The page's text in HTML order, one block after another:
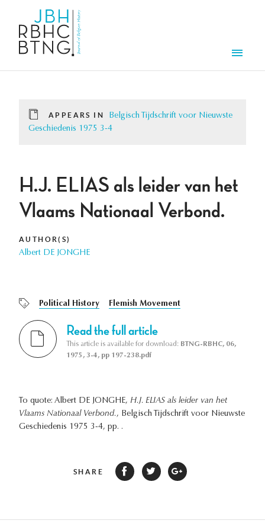
APPEARS IN
Belgisch Tijdschrift voor Nieuwste
Geschiedenis 1975 3-4
H.J. ELIAS als leider van het
Vlaams Nationaal Verbond.
AUTHOR(S)
Albert DE JONGHE
Political History Flemish Movement
Read the full article
This article is available for download: BTNG-RBHC, 06,
1975, 3-4, pp 197-238.pdf
To quote: Albert DE JONGHE, H.J. ELIAS als leider van het
Vlaams Nationaal Verbond., Belgisch Tijdschrift voor Nieuwste
Geschiedenis 1975 3-4, pp. .
SHARE